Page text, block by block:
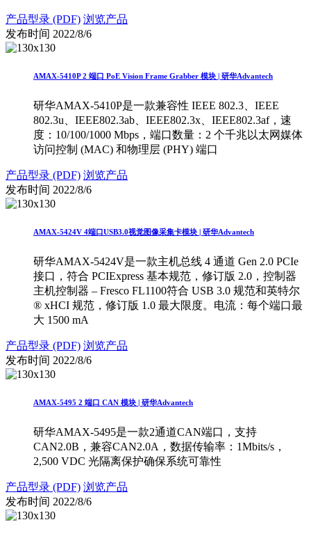
产品型录 (PDF) 浏览产品
发布时间 2022/8/6
AMAX-5410P 2 端口 PoE Vision Frame Grabber 模块 | 研华Advantech
研华AMAX-5410P是一款兼容性 IEEE 802.3、IEEE
802.3u、IEEE802.3ab、IEEE802.3x、IEEE802.3af，速
度：10/100/1000 Mbps，端口数量：2 个千兆以太网媒体
访问控制 (MAC) 和物理层 (PHY) 端口
产品型录 (PDF) 浏览产品
发布时间 2022/8/6
AMAX-5424V 4端口USB3.0视觉图像采集卡模块 | 研华Advantech
研华AMAX-5424V是一款主机总线 4 通道 Gen 2.0 PCIe
接口，符合 PCIExpress 基本规范，修订版 2.0，控制器
主机控制器 – Fresco FL1100符合 USB 3.0 规范和英特尔
® xHCI 规范，修订版 1.0 最大限度。电流：每个端口最
大 1500 mA
产品型录 (PDF) 浏览产品
发布时间 2022/8/6
AMAX-5495 2 端口 CAN 模块 | 研华Advantech
研华AMAX-5495是一款2通道CAN端口，支持
CAN2.0B，兼容CAN2.0A，数据传输率：1Mbits/s，
2,500 VDC 光隔离保护确保系统可靠性
产品型录 (PDF) 浏览产品
发布时间 2022/8/6